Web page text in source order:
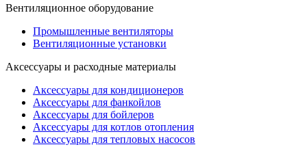
Вентиляционное оборудование
Промышленные вентиляторы
Вентиляционные установки
Аксессуары и расходные материалы
Аксессуары для кондиционеров
Аксессуары для фанкойлов
Аксессуары для бойлеров
Аксессуары для котлов отопления
Аксессуары для тепловых насосов